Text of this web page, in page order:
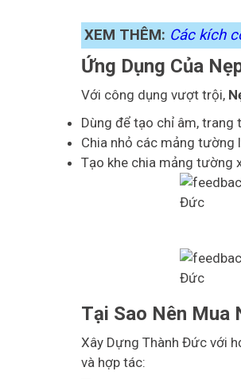
XEM THÊM: Các kích
Ứng Dụng Của
Với công dụng vượt trội,
Dùng để tạo chỉ âm,
Chia nhỏ các mảng tường
Tạo khe chia mảng tường
Tại Sao Nên Mua
Xây Dựng Thành Đức với
và hợp tác: